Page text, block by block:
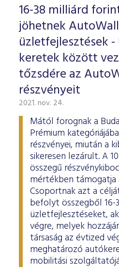
16-38 milliárd
jöhetnek
üzletfejlesztések
keretek között
tőzsdére az
részvényeit
2021. nov. 24.
Mától forognak a
Prémium
részvényei, miután a
sikeresen lezárult. A
összegű
mértékben támogatja
Csoportnak azt a
befolyt összegből 16-
üzletfejlesztéseket,
végre, melyek
társaság az évtized
meghatározó
mobilitási